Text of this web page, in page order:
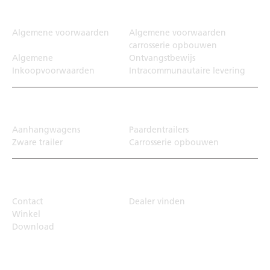
Algemene voorwaarden
Algemene voorwaarden
carrosserie opbouwen
Algemene
Inkoopvoorwaarden
Ontvangstbewijs
Intracommunautaire levering
Aanhangwagens
Paardentrailers
Zware trailer
Carrosserie opbouwen
Contact
Dealer vinden
Winkel
Download